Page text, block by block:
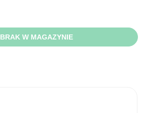
BRAK W MAGAZYNIE